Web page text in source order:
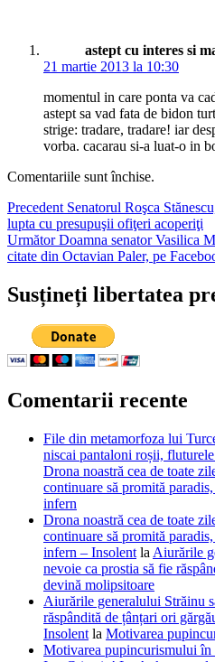
astept cu interes si
21 martie 2013 la 10:30
momentul in care ponta va
astept sa vad fata de bidon
strige: tradare, tradare! iar
vorba. cacarau si-a luat-o in
Comentariile sunt închise.
Navigare
în
articole
Precedent Articolul
anterior:
Senatorul Roşca
lupta cu presupuşii ofiţeri acoperiţi
Următor Articolul
următor:
Doamna senator Vasilica
citate din Octavian Paler, pe
Susțineți libertatea
Comentarii recente
File din metamorfoza lui
niscai pantaloni roșii,
Drona noastră cea de toate
continuare să promită
infern
Drona noastră cea de toate
continuare să promită
infern – Insolent la Aiurările
nevoie ca prostia să fie
devină molipsitoare
Aiurările generalului Străinu
răspândită de țânțari ori
Insolent la Motivarea
Motivarea pupincurismului în